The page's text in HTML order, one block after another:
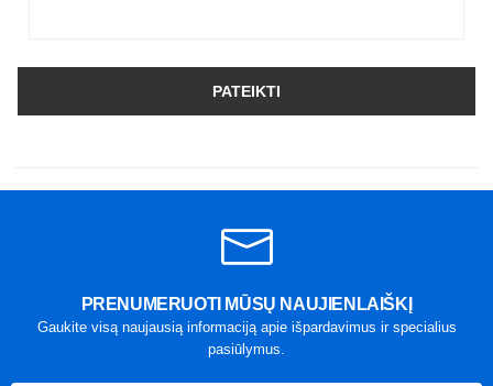
PATEIKTI
PRENUMERUOTI MŪSŲ NAUJIENLAIŠKĮ
Gaukite visą naujausią informaciją apie išpardavimus ir specialius
pasiūlymus.